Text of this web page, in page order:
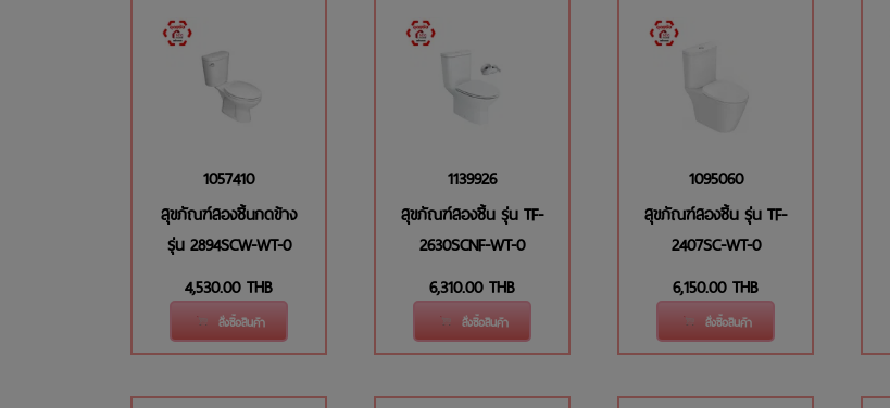
1057410
สุขภัณฑ์สองชิ้นกดข้าง
รุ่น 2894SCW-WT-0
4,530.00 THB
สั่งซื้อสินค้า
1139926
สุขภัณฑ์สองชิ้น รุ่น TF-
2630SCNF-WT-0
6,310.00 THB
สั่งซื้อสินค้า
1095060
สุขภัณฑ์สองชิ้น รุ่น TF-
2407SC-WT-0
6,150.00 THB
สั่งซื้อสินค้า